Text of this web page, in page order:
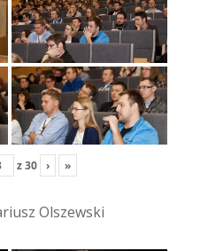
z30 › »
Olszewski